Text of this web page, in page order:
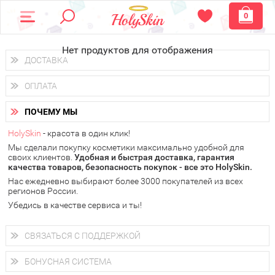
0
Нет продуктов для отображения
ДОСТАВКА
Доставка осуществляетсяпо всем городам России.
Вы можете выбрать доставку курьером, Почтой России или
получить заказ в пунктах выдачи PickPoint или пункте
самовывоза.
В 20 городах России доставка осуществляется ужена
следующий день.
у Вас всегда есть возможность получитьбесплатную
доставку от HolySkin.
подробнее об условиях доставки и оплаты в Вашем городе
ОПЛАТА
Вы можете оплатить свой заказ любым удобным способом:
наличными деньгами (
через интернет-банк (Альфа-банк, Сбербанк) и другими
электронными способами.
ПОЧЕМУ МЫ
HolySkin - красота в один клик!
Мы сделали покупку косметики максимально удобной для
своих клиентов. Удобная и быстрая доставка, гарантия
качества товаров, безопасность покупок - все это HolySkin.
Нас ежедневно выбирают более 3000 покупателей из всех
регионов России.
Убедись в качестве сервиса и ты!
СВЯЗАТЬСЯ С ПОДДЕРЖКОЙ
+7 (800) 707-24-55
Мы будем рады ответить на все Ваши вопросы по работе
магазина, проконсультировать по товарам, рассказать о
БОНУСНАЯ СИСТЕМА